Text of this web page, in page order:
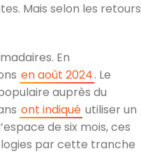
Mais selon les retours
En
en août 2024. Le
auprès du
ont indiqué utiliser un
de six mois, ces
par cette tranche